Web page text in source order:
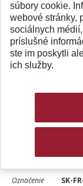
Slovenský
názov:
Doba
riešenia:
Partneri:
Označenie SK-
súbory cookie.
webové stránky,
sociálnych
príslušné
ste im poskytli
ich služby.